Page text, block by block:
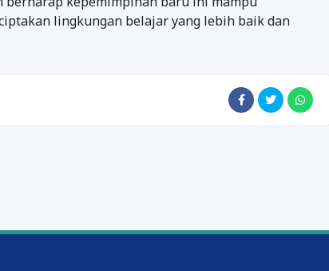
lingkungan belajar yang lebih baik dan